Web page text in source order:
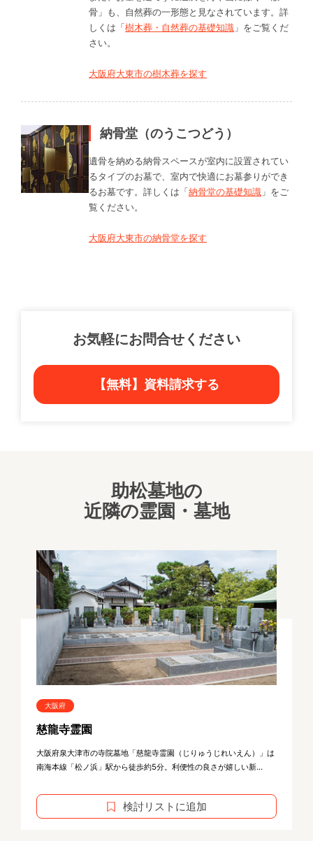
骨」も、自然葬の一形態と見なされています。詳
しくは「樹木葬・自然葬の基礎知識 」をご覧くだ
さい。
大阪府大東市の樹木葬を探す
納骨堂（のうこつどう）
遺骨を納める納骨スペースが室内に設置されてい
るタイプのお墓で、室内で快適にお墓参りができ
るお墓です。詳しくは「納骨堂の基礎知識 」をご
覧ください。
大阪府大東市の納骨堂を探す
お気軽にお問合せください
【無料】資料請求する
助松墓地の
近隣の霊園・墓地
大阪府
慈龍寺霊園
大阪府泉大津市の寺院墓地「慈龍寺霊園（じりゅうじれいえん）」は
南海本線「松ノ浜」駅から徒歩約5分。利便性の良さが嬉しい新...
検討リストに追加